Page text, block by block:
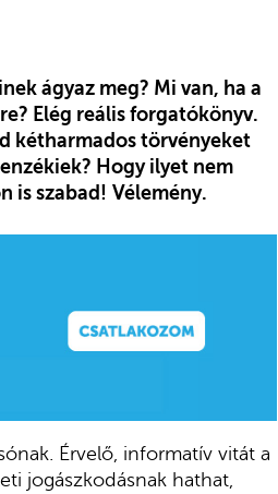
ágyaz meg? Mi van, ha a
Elég reális forgatókönyv.
kétharmados törvényeket
Hogy ilyet nem
is szabad! Vélemény.
Érvelő, informatív vitát a
jogászkodásnak hathat,